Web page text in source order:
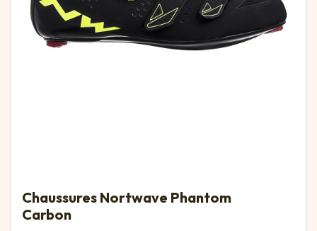
Chaussures Nortwave Phantom
Carbon